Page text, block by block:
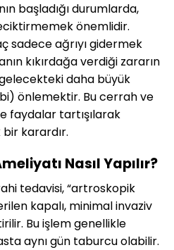
başladığı durumlarda,
önemlidir.
sadece ağrıyı gidermek
kıkırdağa verdiği zararın
daha büyük
önlemektir. Bu cerrah ve
faydalar tartışılarak
karardır.
Nasıl Yapılır?
tedavisi, “artroskopik
kapalı, minimal invaziv
Bu işlem genellikle
aynı gün taburcu olabilir.